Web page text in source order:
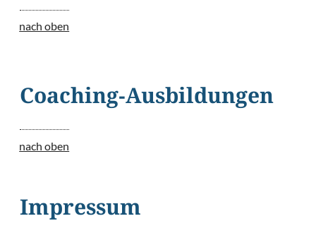
nach oben
Coaching-Ausbildungen
nach oben
Impressum